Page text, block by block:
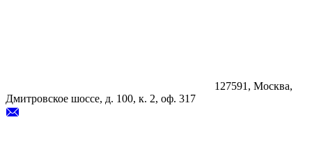
127591, Москва,
Дмитровское шоссе, д. 100, к. 2, оф. 317